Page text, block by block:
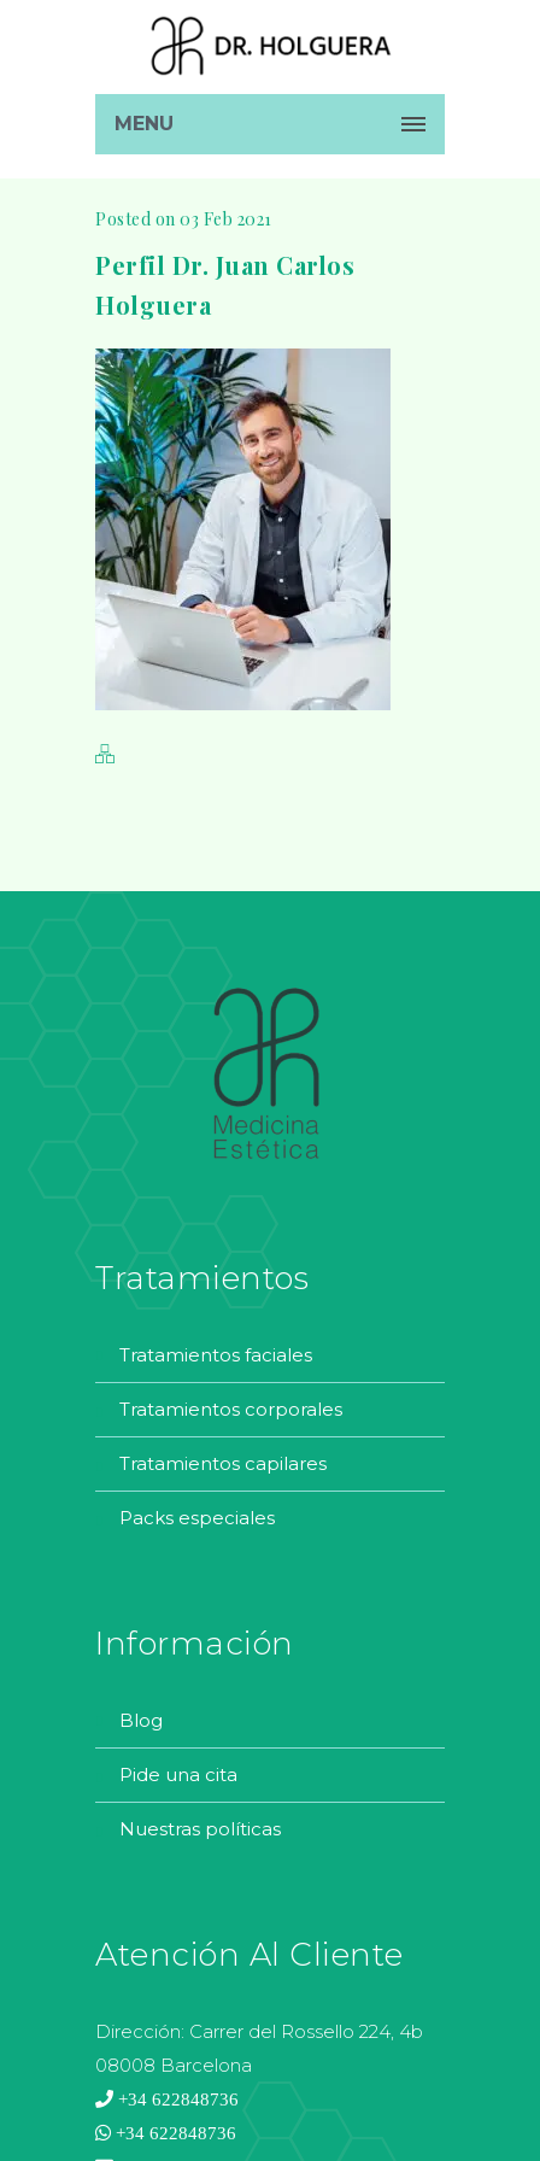
MENU
Posted on 03 Feb 2021
Perfil Dr. Juan Carlos
Holguera
Tratamientos
tratamientos faciales
tratamientos corporales
tratamientos capilares
packs especiales
Información
blog
pide una cita
nuestras políticas
Atención Al Cliente
Dirección: Carrer del Rossello 224, 4b
08008 Barcelona
+34 622848736
+34 622848736